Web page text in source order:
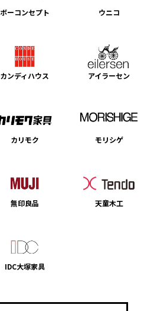
ボーコンセプト ウニコ
カンディハウス アイラーセン
カリモク モリシゲ
無印良品 天童木工
IDC大塚家具